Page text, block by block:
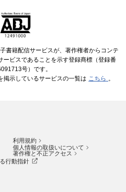
書籍配信サービスが、著作権者からコンテ
ービスであることを示す登録商標（登録番
号）です。
掲示しているサービスの一覧は こちら 。
利用規約
個人情報の取扱いについて
著作権と不正アクセス
行動指針